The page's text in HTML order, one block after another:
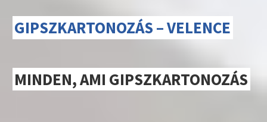
GIPSZKARTONOZÁS – VELENCE
MINDEN, AMI GIPSZKARTONOZÁS